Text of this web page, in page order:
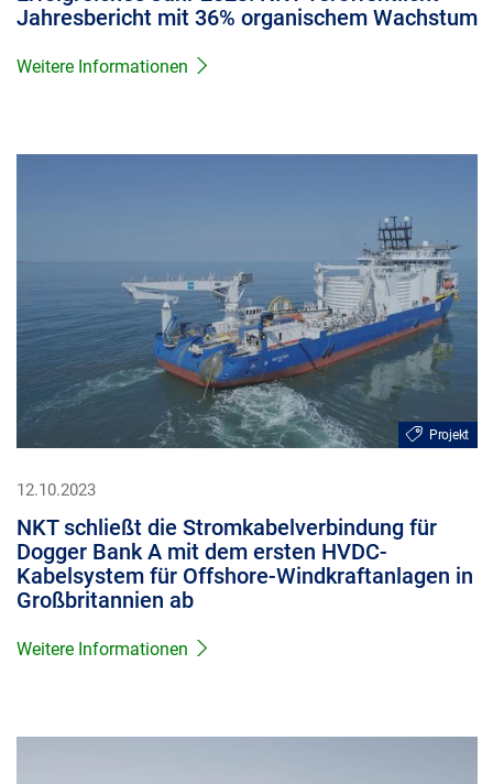
Jahresbericht mit 36% organischem Wachstum
Weitere Informationen
Projekt
12.10.2023
NKT schließt die Stromkabelverbindung für
Dogger Bank A mit dem ersten HVDC-
Kabelsystem für Offshore-Windkraftanlagen in
Großbritannien ab
Weitere Informationen